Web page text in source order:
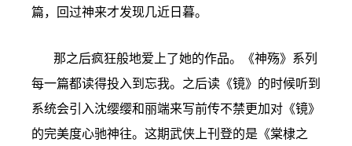
篇，回过神来才发现几近日暮。
那之后疯狂般地爱上了她的作品。《神殇》系列
每一篇都读得投入到忘我。之后读《镜》的时候听到
系统会引入沈缨缨和丽端来写前传不禁更加对《镜》
的完美度心驰神往。这期武侠上刊登的是《棠棣之